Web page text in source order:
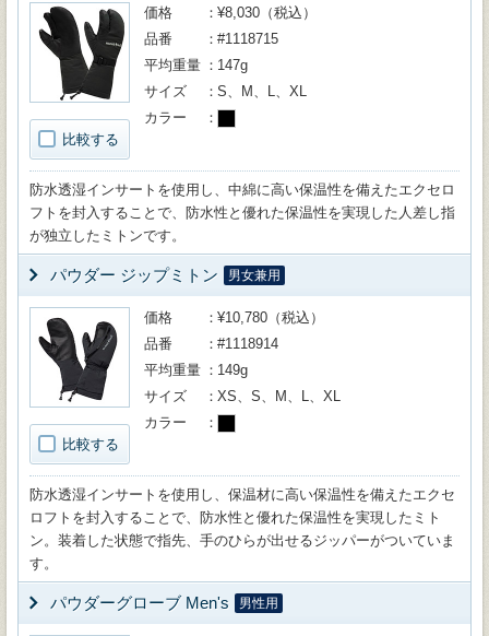
比較する
価格
¥8,030（税込）
品番
#1118715
平均重量
147g
サイズ
S、M、L、XL
カラー
防水透湿インサートを使用し、中綿に高い保温性を備えたエクセロ
フトを封入することで、防水性と優れた保温性を実現した人差し指
が独立したミトンです。
パウダー ジップミトン 男女兼用
比較する
価格
¥10,780（税込）
品番
#1118914
平均重量
149g
サイズ
XS、S、M、L、XL
カラー
防水透湿インサートを使用し、保温材に高い保温性を備えたエクセ
ロフトを封入することで、防水性と優れた保温性を実現したミト
ン。装着した状態で指先、手のひらが出せるジッパーがついていま
す。
パウダーグローブ Men's 男性用